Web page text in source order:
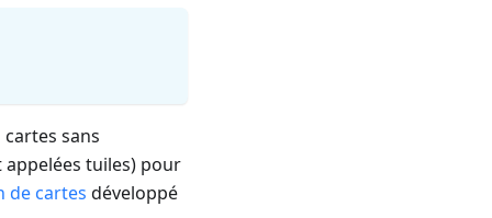
sans
tuiles) pour
de cartes développé